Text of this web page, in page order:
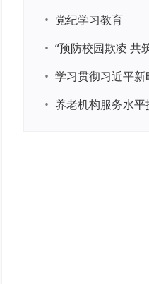
• 党纪学习教育
•
•
• 养老机构服务水